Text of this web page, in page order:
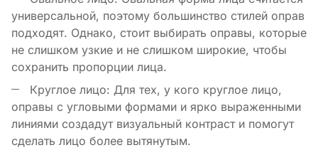
универсальной, поэтому большинство стилей оправ
подходят. Однако, стоит выбирать оправы, которые
не слишком узкие и не слишком широкие, чтобы
сохранить пропорции лица.
Круглое лицо: Для тех, у кого круглое лицо,
оправы с угловыми формами и ярко выраженными
линиями создадут визуальный контраст и помогут
сделать лицо более вытянутым.